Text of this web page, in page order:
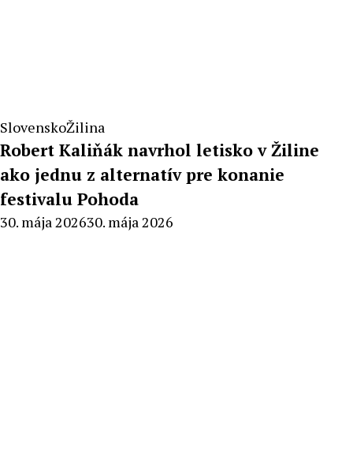
SlovenskoŽilina
Robert Kaliňák navrhol letisko v Žiline
ako jednu z alternatív pre konanie
festivalu Pohoda
By
30. mája 202630. mája 2026